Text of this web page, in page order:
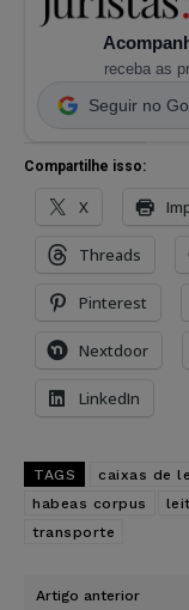
receba as
Seguir no
Compartilhe isso:
X
Threads
Pinterest
Nextdoor
LinkedIn
TAGS caixas de
habeas corpus
transporte
Artigo anterior